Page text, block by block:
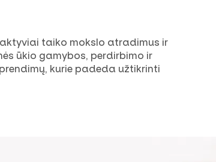
aktyviai taiko mokslo atradimus ir
ūkio gamybos, perdirbimo ir
kurie padeda užtikrinti